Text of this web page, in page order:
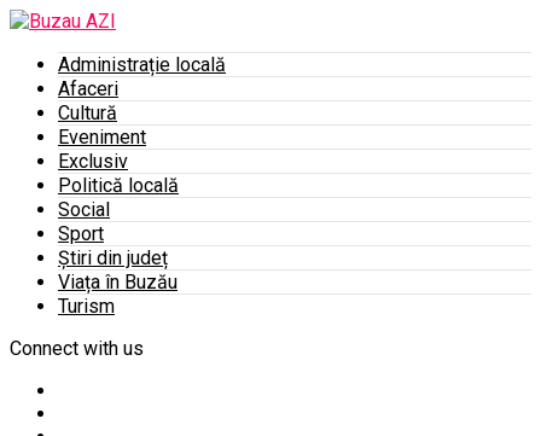
Administrație locală
Afaceri
Cultură
Eveniment
Exclusiv
Politică locală
Social
Sport
Știri din județ
Viața în Buzău
Turism
Connect with us